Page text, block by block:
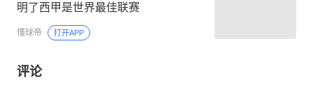
明了西甲是世界最佳联赛
懂球帝 打开APP
评论